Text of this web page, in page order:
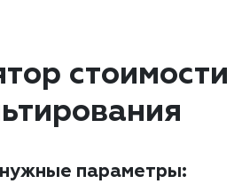
стоимости
параметры: